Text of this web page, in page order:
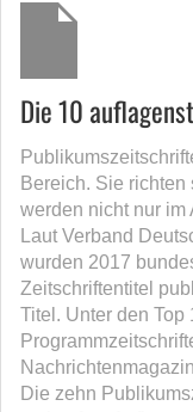
Die 10
Bereich. Sie
werden nicht nur im
Laut Verband
wurden 2017
Zeitschriftentitel
Titel. Unter den
Die zehn